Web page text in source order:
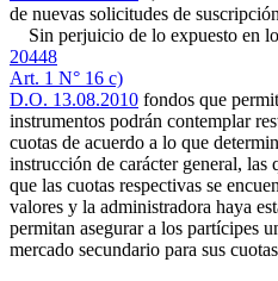
de nuevas solicitudes de
Sin perjuicio de lo expuesto en
20448
Art. 1 N° 16 c)
D.O. 13.08.2010 fondos que
instrumentos podrán contemplar
cuotas de acuerdo a lo que
instrucción de carácter general, las
que las cuotas respectivas se
valores y la administradora haya
permitan asegurar a los partícipes
mercado secundario para sus